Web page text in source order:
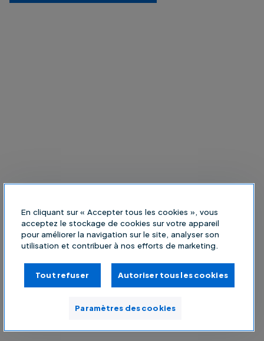
En cliquant sur « Accepter tous les cookies », vous
acceptez le stockage de cookies sur votre appareil
pour améliorer la navigation sur le site, analyser son
utilisation et contribuer à nos efforts de marketing.
Tout refuser Autoriser tous les cookies
Paramètres des cookies